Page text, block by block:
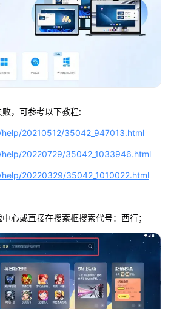
，可参考以下教程:
20210512/35042_947013.html
20220729/35042_1033946.html
20220329/35042_1010022.html
心或直接在搜索框搜索代号：西行；